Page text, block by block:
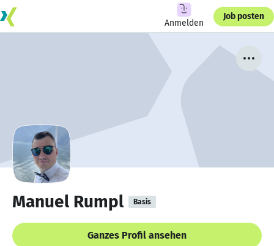
Anmelden
Job posten
Manuel Rumpl Basis
Ganzes Profil ansehen